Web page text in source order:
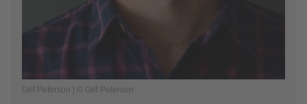
Grif Peterson | © Grif Peterson